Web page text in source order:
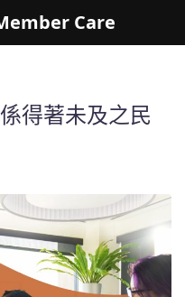
得著未及之民
Care